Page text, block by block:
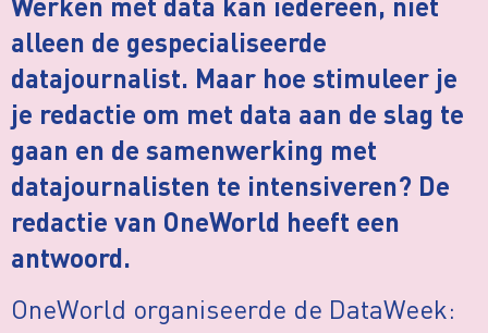
Werken met data kan iedereen, niet
alleen de gespecialiseerde
datajournalist. Maar hoe stimuleer je
je redactie om met data aan de slag te
gaan en de samenwerking met
datajournalisten te intensiveren? De
redactie van OneWorld heeft een
antwoord.
OneWorld organiseerde de DataWeek: